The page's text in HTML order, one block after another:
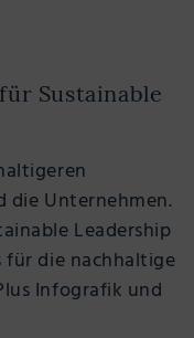
Sustainable
die Unternehmen.
Leadership
für die nachhaltige
Infografik und